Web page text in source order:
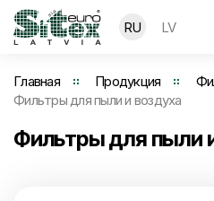
RU LV
Главная Продукция
Фильтры для пыли и воздуха
Фильтры для пыли